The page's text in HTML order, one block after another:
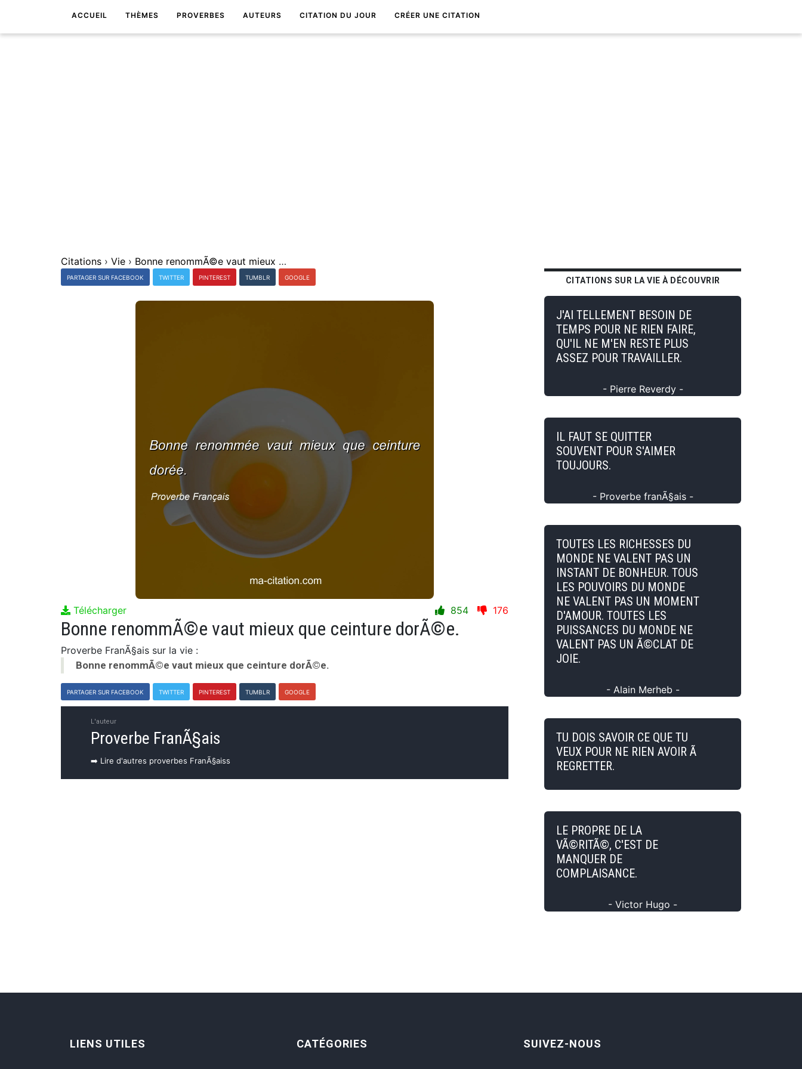
ACCUEIL THÈMES PROVERBES AUTEURS CITATION DU JOUR CRÉER UNE CITATION
Citations › Vie › Bonne renommÃ©e vaut mieux que ceinture dorÃ©e.
PARTAGER SUR FACEBOOK TWITTER PINTEREST TUMBLR GOOGLE
Télécharger 854 176
Bonne renommÃ©e vaut mieux que ceinture dorÃ©e.
Proverbe FranÃ§ais sur la vie :
Bonne renommÃ©e vaut mieux que ceinture dorÃ©e.
PARTAGER SUR FACEBOOK TWITTER PINTEREST TUMBLR GOOGLE
L'auteur
Proverbe FranÃ§ais
➡️ Lire d'autres proverbes FranÃ§aiss
CITATIONS SUR LA VIE À DÉCOUVRIR
J'AI TELLEMENT BESOIN DE
TEMPS POUR NE RIEN FAIRE,
QU'IL NE M'EN RESTE PLUS
ASSEZ POUR TRAVAILLER.
- Pierre Reverdy -
IL FAUT SE QUITTER
SOUVENT POUR S'AIMER
TOUJOURS.
- Proverbe franÃ§ais -
TOUTES LES RICHESSES DU
MONDE NE VALENT PAS UN
INSTANT DE BONHEUR. TOUS
LES POUVOIRS DU MONDE
NE VALENT PAS UN MOMENT
D'AMOUR. TOUTES LES
PUISSANCES DU MONDE NE
VALENT PAS UN Ã©CLAT DE
JOIE.
- Alain Merheb -
TU DOIS SAVOIR CE QUE TU
VEUX POUR NE RIEN AVOIR Ã
REGRETTER.
LE PROPRE DE LA
VÃ©RITÃ©, C'EST DE
MANQUER DE
COMPLAISANCE.
- Victor Hugo -
LIENS UTILES CATÉGORIES SUIVEZ-NOUS